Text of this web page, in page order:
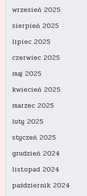
wrzesień 2025
sierpień 2025
lipiec 2025
czerwiec 2025
maj 2025
kwiecień 2025
marzec 2025
luty 2025
styczeń 2025
grudzień 2024
listopad 2024
październik 2024